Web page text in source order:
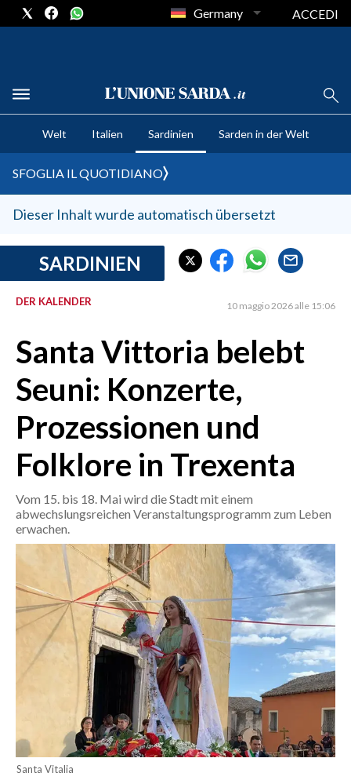
CRONACA SARDEGNA
CAGLIARI
SULCIS IGLESIENTE
MEDIO CAMPIDANO
SASSARI E PROVINCIA
GALLURA
NUORO E PROVINCIA
AGENDA
CRONACA
MONDO
POLITICA
ECONOMIA
SERVIZI ALLE IMPRESE
BANDI
SPORT IN SARDEGNA
SPORT
RISULTATI E CLASSIFICHE
CALCIO REGIONALE
BASKET
Germany ACCEDI
Welt Italien Sardinien Sarden in der Welt
SFOGLIA IL QUOTIDIANO
Dieser Inhalt wurde automatisch übersetzt
SARDINIEN
DER KALENDER 10 maggio 2026 alle 15:06
Santa Vittoria belebt
Seuni: Konzerte,
Prozessionen und
Folklore in Trexenta
Vom 15. bis 18. Mai wird die Stadt mit einem
abwechslungsreichen Veranstaltungsprogramm zum Leben
erwachen.
Santa Vitalia